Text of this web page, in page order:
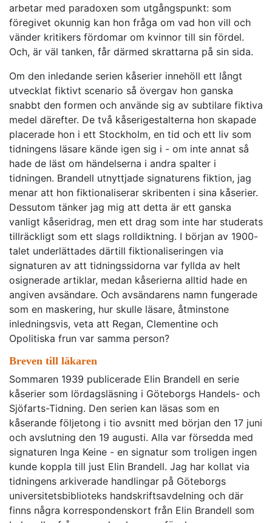
arbetar med paradoxen som utgångspunkt: som
föregivet okunnig kan hon fråga om vad hon vill och
vänder kritikers fördomar om kvinnor till sin fördel.
Och, är väl tanken, får därmed skrattarna på sin sida.
Om den inledande serien kåserier innehöll ett långt
utvecklat fiktivt scenario så övergav hon ganska
snabbt den formen och använde sig av subtilare fiktiva
medel därefter. De två kåserigestalterna hon skapade
placerade hon i ett Stockholm, en tid och ett liv som
tidningens läsare kände igen sig i - om inte annat så
hade de läst om händelserna i andra spalter i
tidningen. Brandell utnyttjade signaturens fiktion, jag
menar att hon fiktionaliserar skribenten i sina kåserier.
Dessutom tänker jag mig att detta är ett ganska
vanligt kåseridrag, men ett drag som inte har studerats
tillräckligt som ett slags rolldiktning. I början av 1900-
talet underlättades därtill fiktionaliseringen via
signaturen av att tidningssidorna var fyllda av helt
osignerade artiklar, medan kåserierna alltid hade en
angiven avsändare. Och avsändarens namn fungerade
som en maskering, hur skulle läsare, åtminstone
inledningsvis, veta att Regan, Clementine och
Opolitiska frun var samma person?
Breven till läkaren
Sommaren 1939 publicerade Elin Brandell en serie
kåserier som lördagsläsning i Göteborgs Handels- och
Sjöfarts-Tidning. Den serien kan läsas som en
kåserande följetong i tio avsnitt med början den 17 juni
och avslutning den 19 augusti. Alla var försedda med
signaturen Inga Keine - en signatur som troligen ingen
kunde koppla till just Elin Brandell. Jag har kollat via
tidningens arkiverade handlingar på Göteborgs
universitetsbiblioteks handskriftsavdelning och där
finns några korrespondenskort från Elin Brandell som